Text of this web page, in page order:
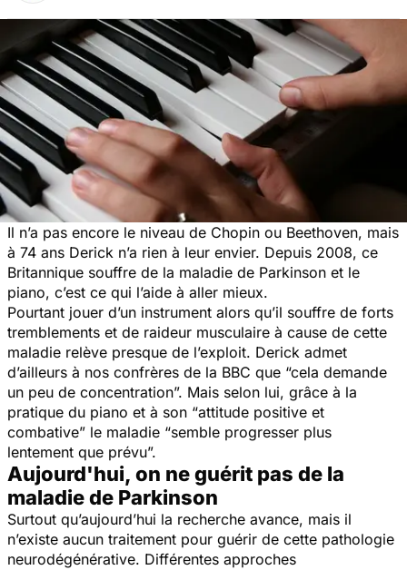
Il n’a pas encore le niveau de Chopin ou Beethoven, mais
à 74 ans Derick n’a rien à leur envier. Depuis 2008, ce
Britannique souffre de la maladie de Parkinson et le
piano, c’est ce qui l’aide à aller mieux.
Pourtant jouer d’un instrument alors qu’il souffre de forts
tremblements et de raideur musculaire à cause de cette
maladie relève presque de l’exploit. Derick admet
d’ailleurs à nos confrères de la BBC que “cela demande
un peu de concentration”. Mais selon lui, grâce à la
pratique du piano et à son “attitude positive et
combative” le maladie “semble progresser plus
lentement que prévu”.
Aujourd'hui, on ne guérit pas de la
maladie de Parkinson
Surtout qu’aujourd’hui la recherche avance, mais il
n’existe aucun traitement pour guérir de cette pathologie
neurodégénérative. Différentes approches